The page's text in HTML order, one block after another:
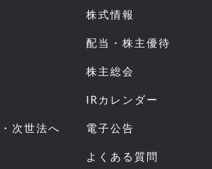
次世法へ
株式情報
配当・株主優待
株主総会
IRカレンダー
電子公告
よくある質問